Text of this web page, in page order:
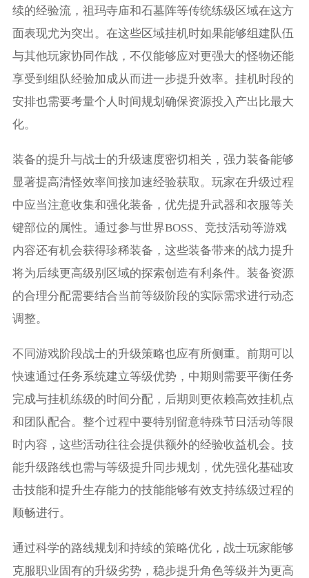
续的经验流，祖玛寺庙和石墓阵等传统练级区域在这方
面表现尤为突出。在这些区域挂机时如果能够组建队伍
与其他玩家协同作战，不仅能够应对更强大的怪物还能
享受到组队经验加成从而进一步提升效率。挂机时段的
安排也需要考量个人时间规划确保资源投入产出比最大
化。
装备的提升与战士的升级速度密切相关，强力装备能够
显著提高清怪效率间接加速经验获取。玩家在升级过程
中应当注意收集和强化装备，优先提升武器和衣服等关
键部位的属性。通过参与世界BOSS、竞技活动等游戏
内容还有机会获得珍稀装备，这些装备带来的战力提升
将为后续更高级别区域的探索创造有利条件。装备资源
的合理分配需要结合当前等级阶段的实际需求进行动态
调整。
不同游戏阶段战士的升级策略也应有所侧重。前期可以
快速通过任务系统建立等级优势，中期则需要平衡任务
完成与挂机练级的时间分配，后期则更依赖高效挂机点
和团队配合。整个过程中要特别留意特殊节日活动等限
时内容，这些活动往往会提供额外的经验收益机会。技
能升级路线也需与等级提升同步规划，优先强化基础攻
击技能和提升生存能力的技能能够有效支持练级过程的
顺畅进行。
通过科学的路线规划和持续的策略优化，战士玩家能够
克服职业固有的升级劣势，稳步提升角色等级并为更高